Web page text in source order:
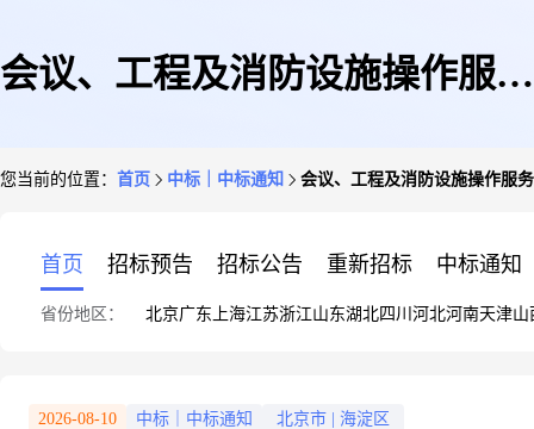
会议、工程及消防设施操作服务
您当前的位置： 首页 中标｜中标通知 会议、工程及消防设施操作服
首页 招标预告 招标公告 重新招标 中标通知
省份地区： 北京广东 上海江苏浙江山东湖北四川 河北河南天津山
2026-08-10 中标｜中标通知 北京市 海淀区